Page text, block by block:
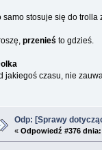
samo stosuje się do trolla
przenieś to gdzieś.
olka
jakiegoś czasu, nie
Odp: [Sprawy
« Odpowiedź #376 dnia: